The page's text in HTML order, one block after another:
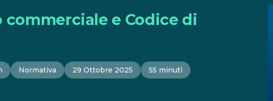
e Codice di
Normativa 29 Ottobre 2025 55 minuti